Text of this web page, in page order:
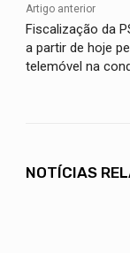
Artigo anterior
Fiscalização da
a partir de hoje
telemóvel na
NOTÍCIAS